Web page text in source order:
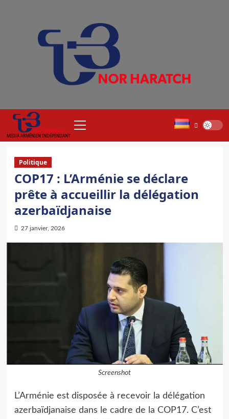
MEDIA ARMÉNIEN INDÉPENDANT
principal
Politique
COP17 : L’Arménie se déclare
prête à accueillir la délégation
azerbaïdjanaise
27 janvier, 2026
Screenshot
L’Arménie est disposée à recevoir la délégation
azerbaïdjanaise dans le cadre de la COP17. C’est